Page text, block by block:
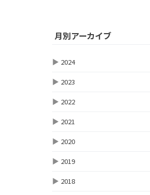
月別アーカイブ
▶ 2024
▶ 2023
▶ 2022
▶ 2021
▶ 2020
▶ 2019
▶ 2018